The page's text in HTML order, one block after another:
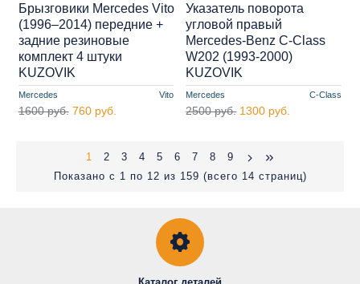
Mercedes Vito
Брызговики Mercedes Vito
(1996–2014) передние +
задние резиновые
комплект 4 штуки
KUZOVIK
1600 руб. 760 руб.
Mercedes C-Class
Указатель поворота
угловой правый
Mercedes-Benz C-Class
W202 (1993-2000)
KUZOVIK
2500 руб. 1300 руб.
1 2 3 4 5 6 7 8
9
Показано с 1 по 12 из 159 (всего 14 страниц)